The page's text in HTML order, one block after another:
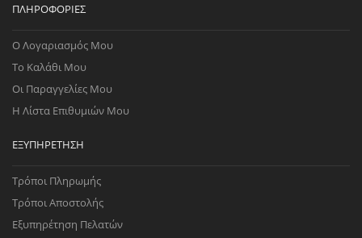
ΠΛΗΡΟΦΟΡΊΕΣ
Ο Λογαριασμός Μου
Το Καλάθι Μου
Οι Παραγγελίες Μου
Η Λίστα Επιθυμιών Μου
ΕΞΥΠΗΡΈΤΗΣΗ
Τρόποι Πληρωμής
Τρόποι Αποστολής
Εξυπηρέτηση Πελατών